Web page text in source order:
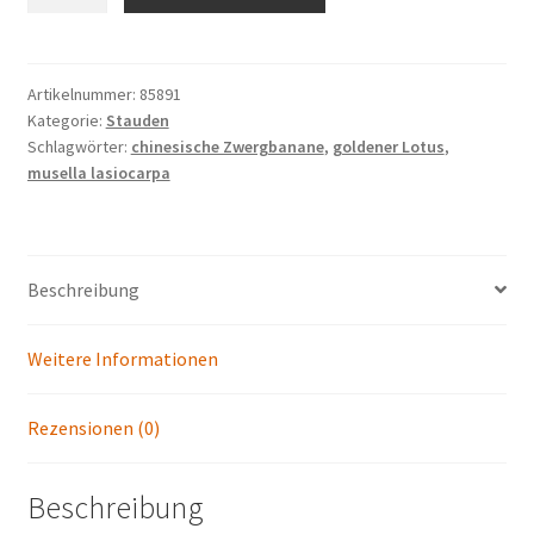
Zwergbanane
Menge
Artikelnummer: 85891
Kategorie: Stauden
Schlagwörter: chinesische Zwergbanane, goldener Lotus,
musella lasiocarpa
Beschreibung
Weitere Informationen
Rezensionen (0)
Beschreibung